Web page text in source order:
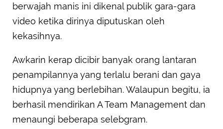
berwajah manis ini dikenal publik gara-gara
video ketika dirinya diputuskan oleh
kekasihnya.
Awkarin kerap dicibir banyak orang lantaran
penampilannya yang terlalu berani dan gaya
hidupnya yang berlebihan. Walaupun begitu, ia
berhasil mendirikan A Team Management dan
menaungi beberapa selebgram.